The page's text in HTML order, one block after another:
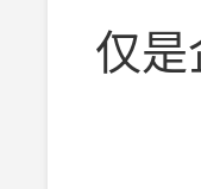
仅是